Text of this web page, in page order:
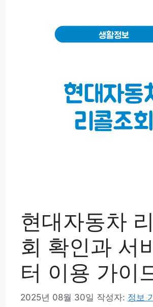
현대자동차
회 확인과 서
터 이용 가이
2025년 08월 30일 작성자: 정보